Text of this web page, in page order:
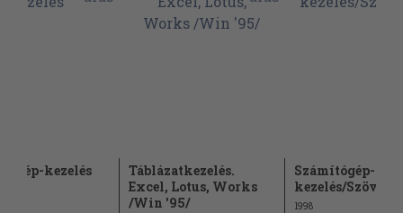
kezelés
Táblázatkezelés.
Excel, Lotus, Works
/Win '95/
Számítógép-
kezelés/
1998